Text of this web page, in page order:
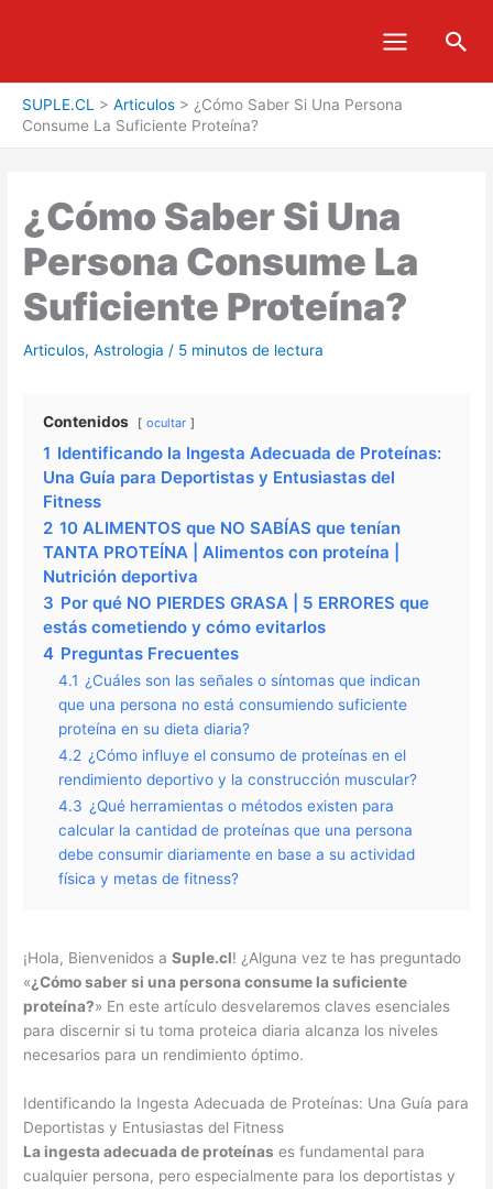
SUPLE.CL > Articulos > ¿Cómo Saber Si Una Persona
Consume La Suficiente Proteína?
¿Cómo Saber Si Una
Persona Consume La
Suficiente Proteína?
Articulos,Astrologia / 5 minutos de lectura
Contenidos ocultar
1 Identificando la Ingesta Adecuada de Proteínas:
Una Guía para Deportistas y Entusiastas del
Fitness
2 10 ALIMENTOS que NO SABÍAS que tenían
TANTA PROTEÍNA | Alimentos con proteína |
Nutrición deportiva
3 Por qué NO PIERDES GRASA | 5 ERRORES que
estás cometiendo y cómo evitarlos
4 Preguntas Frecuentes
4.1 ¿Cuáles son las señales o síntomas que indican
que una persona no está consumiendo suficiente
proteína en su dieta diaria?
4.2 ¿Cómo influye el consumo de proteínas en el
rendimiento deportivo y la construcción muscular?
4.3 ¿Qué herramientas o métodos existen para
calcular la cantidad de proteínas que una persona
debe consumir diariamente en base a su actividad
física y metas de fitness?
¡Hola, Bienvenidos aSuple.cl! ¿Alguna vez te has preguntado
«¿Cómo saber si una persona consume la suficiente
proteína?» En este artículo desvelaremos claves esenciales
para discernir si tu toma proteica diaria alcanza los niveles
necesarios para un rendimiento óptimo.
Identificando la Ingesta Adecuada de Proteínas: Una Guía para
Deportistas y Entusiastas del Fitness
La ingesta adecuada de proteínas es fundamental para
cualquier persona, pero especialmente para los deportistas y